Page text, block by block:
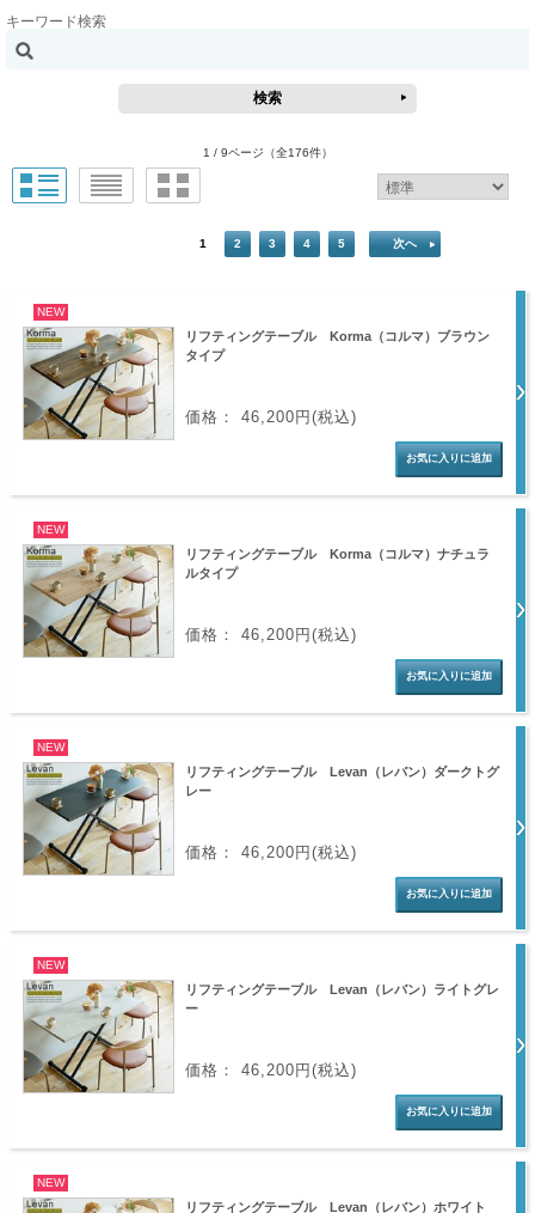
キーワード検索
1 / 9ページ （全176件）
1 2 3 4 5 次へ
NEW
リフティングテーブル Korma（コルマ）ブラウン
タイプ
価格： 46,200円(税込)
NEW
リフティングテーブル Korma（コルマ）ナチュラ
ルタイプ
価格： 46,200円(税込)
NEW
リフティングテーブル Levan（レバン）ダークトグ
レー
価格： 46,200円(税込)
NEW
リフティングテーブル Levan（レバン）ライトグレ
ー
価格： 46,200円(税込)
NEW
リフティングテーブル Levan（レバン）ホワイト